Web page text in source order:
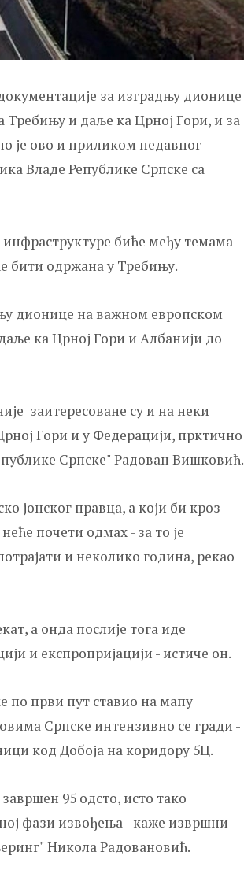
за изградњу дионице
Требињу и даље ка Црној Гори, и за
је ово и приликом недавног
Владе Републике Српске са
биће међу темама
бити одржана у Требињу.
дионице на важном европском
ка Црној Гори и Албанији до
заитересоване су и на неки
Гори и у Федерацији, прктично
Српске" Радован Вишковић.
јонског правца, а који би кроз
почети одмах - за то је
и неколико година, рекао
а онда послије тога иде
и експропријацији - истиче он.
по први пут ставио на мапу
Српске интензивно се гради -
код Добоја на коридору 5Ц.
95 одсто, исто тако
фази извођења - каже извршни
Никола Радовановић.